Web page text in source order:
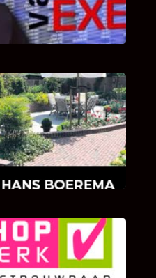
aan dit programma.
BOEREMA
ontstaan is en wat
in de wereld van
tegels!
om te weten wat u